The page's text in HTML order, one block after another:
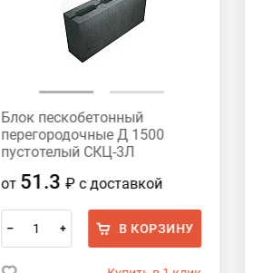
Блок пескобетонный
перегородочные Д 1500
пустотелый СКЦ-3Л
от 51.3₽с доставкой
– + В КОРЗИНУ